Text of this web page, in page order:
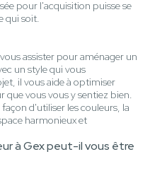
pour l'acquisition puisse se
qui soit.
assister pour aménager un
un style qui vous
il vous aide à optimiser
que vous vous y sentiez bien.
d'utiliser les couleurs, la
harmonieux et
à Gex peut-il vous être